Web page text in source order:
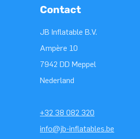
Contact
JB Inflatable B.V.
Ampère 10
7942 DD Meppel
Nederland
+32 38 082 320
info@jb-inflatables.be